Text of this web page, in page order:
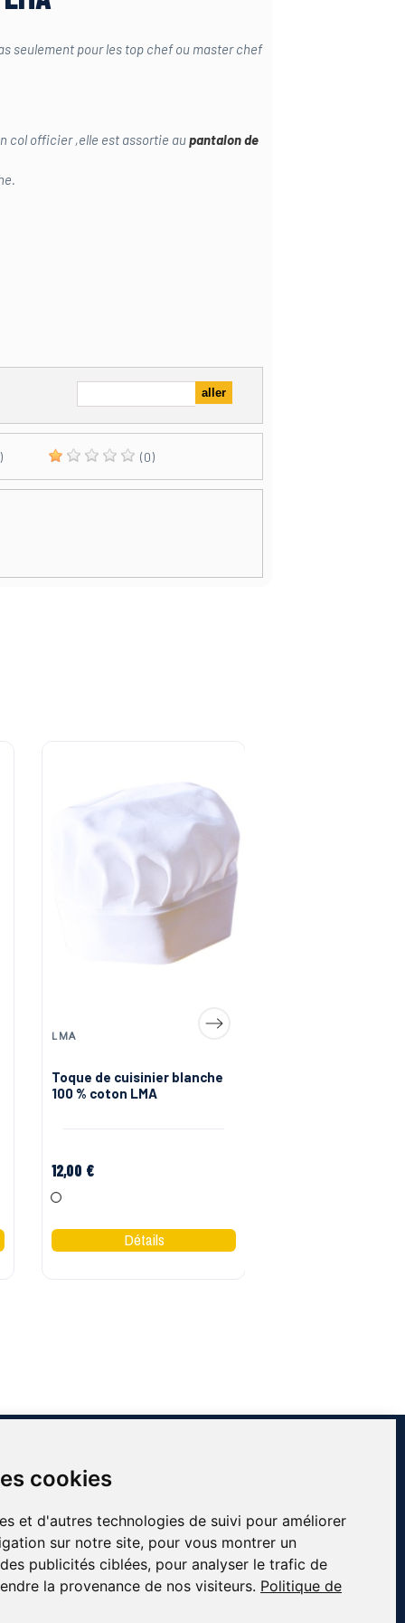
cookies
et d'autres technologies de suivi pour améliorer
sur notre site, pour vous montrer un
publicités ciblées, pour analyser le trafic de
la provenance de nos visiteurs. Politique de
seulement pour les top chef ou master chef
col officier ,elle est assortie aupantalon de
(0)
LMA
Toque de cuisinier blanche
100 % coton LMA
12,00 €
Blanc
INFORMATIONS
Contact
Blog & conseils
Livraison & retour
Mentions légales